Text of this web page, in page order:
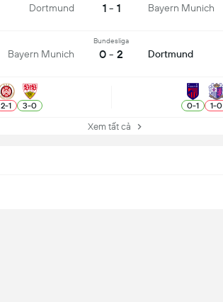
Dortmund 1 - 1 Bayern Munich
Bayern Munich
Bundesliga
0 - 2 Dortmund
2-1 3-0 0-1 1-0
Xem tất cả